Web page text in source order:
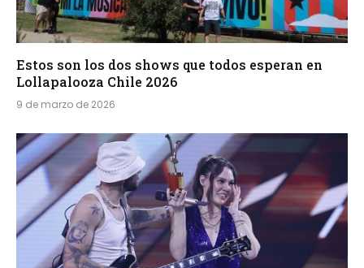
Estos son los dos shows que todos esperan en
Lollapalooza Chile 2026
9 de marzo de 2026